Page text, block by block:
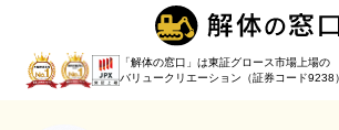
「解体の窓口」は東証グロース市場上場の
バリュークリエーション（証券コード9238